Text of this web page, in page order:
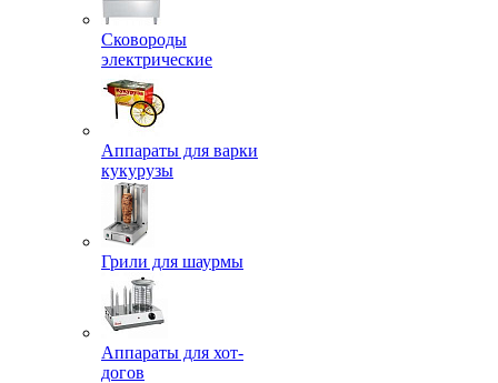
Сковороды
электрические
Аппараты для варки
кукурузы
Грили для шаурмы
Аппараты для хот-
догов